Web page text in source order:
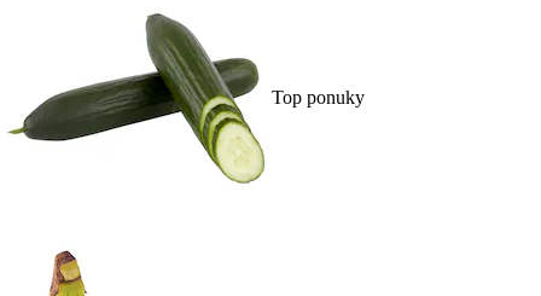
Top ponuky